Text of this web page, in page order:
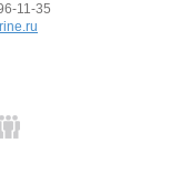
11-35